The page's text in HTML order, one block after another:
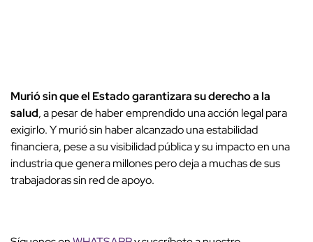
Murió sin que el Estado garantizara su derecho a la
salud, a pesar de haber emprendido una acción legal para
exigirlo. Y murió sin haber alcanzado una estabilidad
financiera, pese a su visibilidad pública y su impacto en una
industria que genera millones pero deja a muchas de sus
trabajadoras sin red de apoyo.